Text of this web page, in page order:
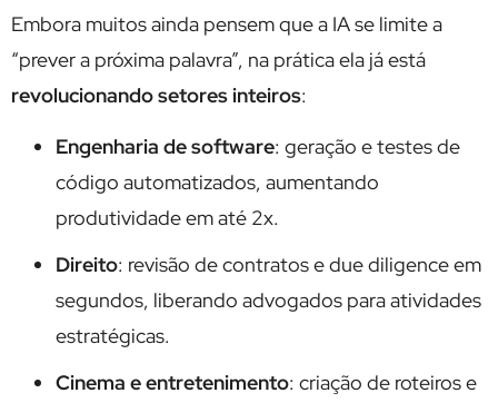
Embora muitos ainda pensem que a IA se limite a
“prever a próxima palavra”, na prática ela já está
revolucionando setores inteiros:
Engenharia de software: geração e testes de
código automatizados, aumentando
produtividade em até 2x.
Direito: revisão de contratos e due diligence em
segundos, liberando advogados para atividades
estratégicas.
Cinema e entretenimento: criação de roteiros e